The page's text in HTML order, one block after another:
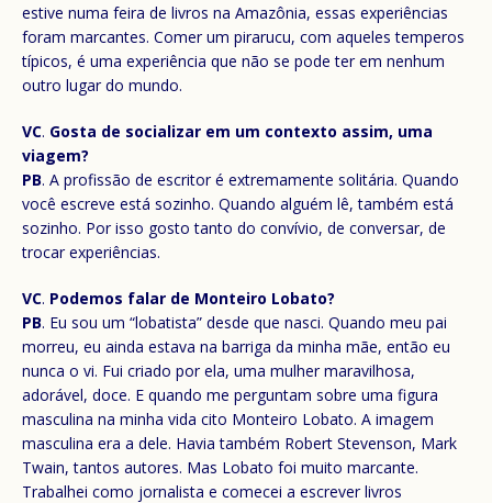
estive numa feira de livros na Amazônia, essas experiências
foram marcantes. Comer um pirarucu, com aqueles temperos
típicos, é uma experiência que não se pode ter em nenhum
outro lugar do mundo.
VC. Gosta de socializar em um contexto assim, uma
viagem?
PB. A profissão de escritor é extremamente solitária. Quando
você escreve está sozinho. Quando alguém lê, também está
sozinho. Por isso gosto tanto do convívio, de conversar, de
trocar experiências.
VC. Podemos falar de Monteiro Lobato?
PB. Eu sou um “lobatista” desde que nasci. Quando meu pai
morreu, eu ainda estava na barriga da minha mãe, então eu
nunca o vi. Fui criado por ela, uma mulher maravilhosa,
adorável, doce. E quando me perguntam sobre uma figura
masculina na minha vida cito Monteiro Lobato. A imagem
masculina era a dele. Havia também Robert Stevenson, Mark
Twain, tantos autores. Mas Lobato foi muito marcante.
Trabalhei como jornalista e comecei a escrever livros